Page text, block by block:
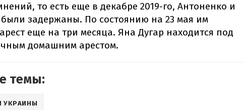
то есть еще в декабре 2019-го, Антоненко и
были задержаны. По состоянию на 23 мая им
еще на три месяца. Яна Дугар находится под
домашним арестом.
темы:
УКРАИНЫ